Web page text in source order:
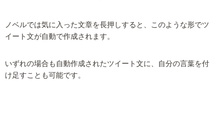
ノベルでは気に入った文章を長押しすると、このような形でツ
イート文が自動で作成されます。
いずれの場合も自動作成されたツイート文に、自分の言葉を付
け足すことも可能です。